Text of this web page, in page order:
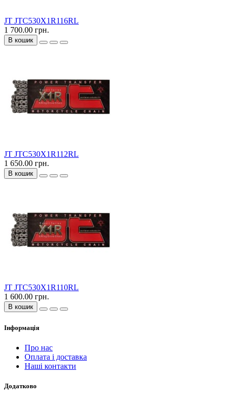
JT JTC530X1R116RL
1 700.00 грн.
В кошик
JT JTC530X1R112RL
1 650.00 грн.
В кошик
JT JTC530X1R110RL
1 600.00 грн.
В кошик
Інформація
Про нас
Оплата і доставка
Наші контакти
Додатково